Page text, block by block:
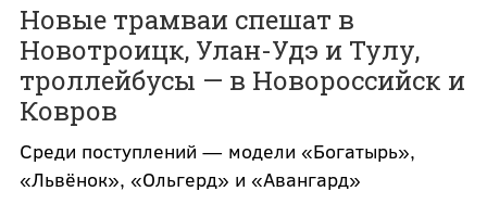
Новые трамваи спешат в
Новотроицк, Улан-Удэ и Тулу,
троллейбусы — в Новороссийск и
Ковров
Среди поступлений — модели «Богатырь»,
«Львёнок», «Ольгерд» и «Авангард»